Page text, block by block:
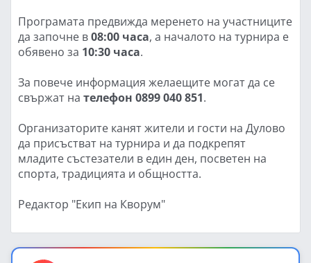
Програмата предвижда меренето на участниците
да започне в08:00 часа, а началото на турнира е
обявено за 10:30 часа.
За повече информация желаещите могат да се
свържат на телефон 0899 040 851.
Организаторите канят жители и гости на Дулово
да присъстват на турнира и да подкрепят
младите състезатели в един ден, посветен на
спорта, традицията и общността.
Редактор "Екип на Кворум"